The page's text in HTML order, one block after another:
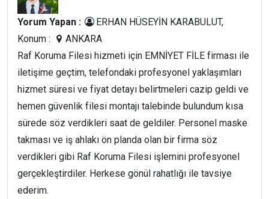
Yorum Yapan :
ERHAN HÜSEYİN KARABULUT,
Konum :
ANKARA
Raf Koruma Filesi hizmeti için EMNİYET FİLE firması ile
iletişime geçtim, telefondaki profesyonel yaklaşımları
hizmet süresi ve fiyat detayı belirtmeleri cazip geldi ve
hemen güvenlik filesi montajı talebinde bulundum kısa
sürede söz verdikleri saat de geldiler. Personel maske
takması ve iş ahlakı ön planda olan bir firma söz
verdikleri gibi Raf Koruma Filesi işlemini profesyonel
gerçekleştirdiler. Herkese gönül rahatlığı ile tavsiye
ederim.